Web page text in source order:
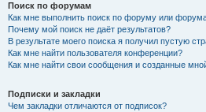
Поиск по форумам
Как мне выполнить поиск по форуму или
Почему мой поиск не даёт результатов?
В результате моего поиска я получил пустую
Как мне найти пользователя конференции?
Как мне найти свои сообщения и созданные
Подписки и закладки
Чем закладки отличаются от подписок?